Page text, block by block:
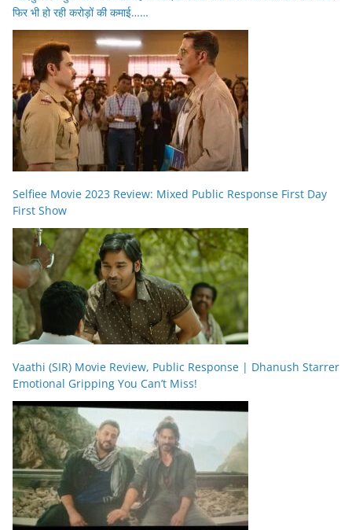
फिर भी हो रही करोड़ों की कमाई……
Selfiee Movie 2023 Review: Mixed Public Response First Day
First Show
Vaathi (SIR) Movie Review, Public Response | Dhanush Starrer
Emotional Gripping You Can’t Miss!